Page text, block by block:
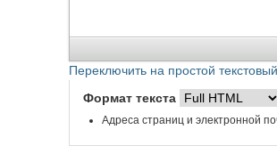
Переключить на простой
Формат текста
Адреса страниц и электронной